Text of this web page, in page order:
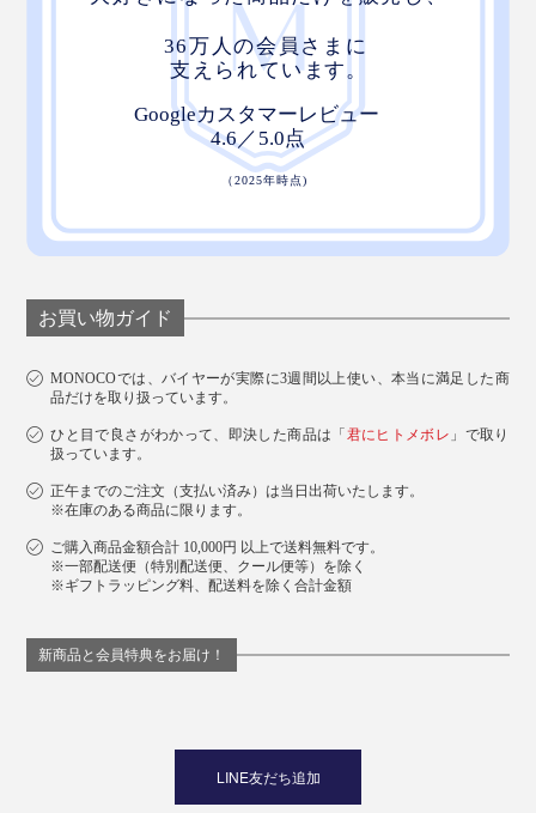
お買い物ガイド
MONOCOでは、バイヤーが実際に3週間以上使い、本当に満足した商
品だけを取り扱っています。
ひと目で良さがわかって、即決した商品は「 君にヒトメボレ 」で取り
扱っています。
正午までのご注文（支払い済み）は当日出荷いたします。
※在庫のある商品に限ります。
ご購入商品金額合計 10,000円 以上で送料無料です。
※一部配送便（特別配送便、クール便等）を除く
※ギフトラッピング料、配送料を除く合計金額
新商品と会員特典をお届け！
LINE友だち追加